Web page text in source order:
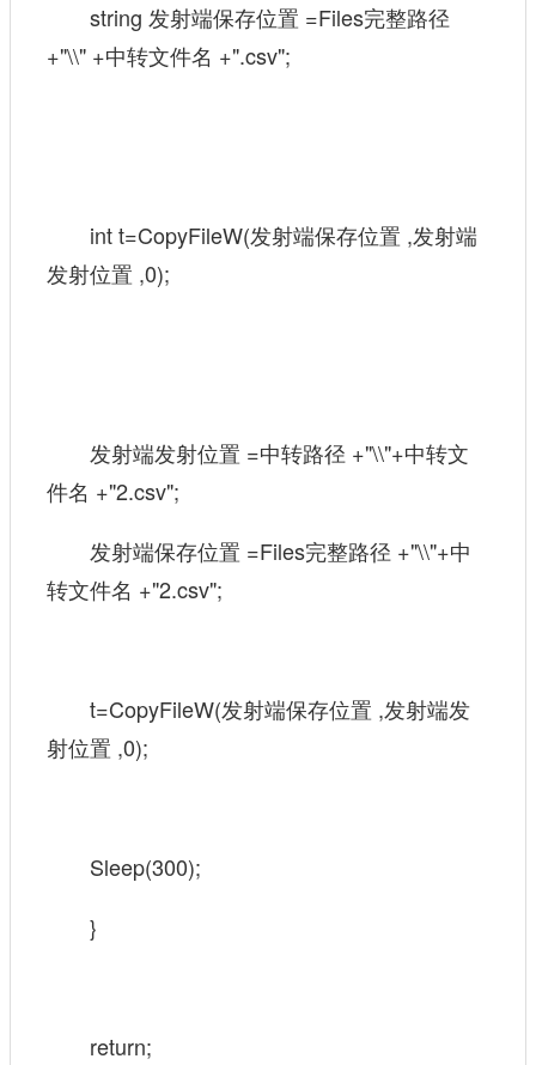
string 发射端保存位置 =Files完整路径
+"\\" +中转文件名 +".csv";
int t=CopyFileW(发射端保存位置 ,发射端
发射位置 ,0);
发射端发射位置 =中转路径 +"\\"+中转文
件名 +"2.csv";
发射端保存位置 =Files完整路径 +"\\"+中
转文件名 +"2.csv";
t=CopyFileW(发射端保存位置 ,发射端发
射位置 ,0);
Sleep(300);
}
return;